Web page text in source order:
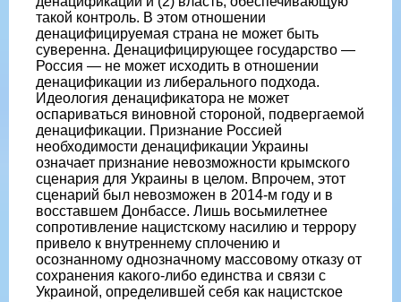
такой контроль. В этом отношении
денацифицируемая страна не может быть
суверенна. Денацифицирующее государство —
Россия — не может исходить в отношении
денацификации из либерального подхода.
Идеология денацификатора не может
оспариваться виновной стороной, подвергаемой
денацификации. Признание Россией
необходимости денацификации Украины
означает признание невозможности крымского
сценария для Украины в целом. Впрочем, этот
сценарий был невозможен в 2014-м году и в
восставшем Донбассе. Лишь восьмилетнее
сопротивление нацистскому насилию и террору
привело к внутреннему сплочению и
осознанному однозначному массовому отказу от
сохранения какого-либо единства и связи с
Украиной, определившей себя как нацистское